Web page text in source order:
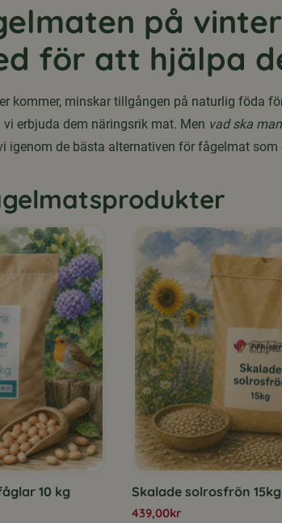
på
för att hjälpa
kommer, minskar tillgången på naturlig föda
erbjuda dem näringsrik mat. Men vad ska
igenom de bästa alternativen för fågelmat
10 kg Skalade solrosfrön 15kg
439,00kr